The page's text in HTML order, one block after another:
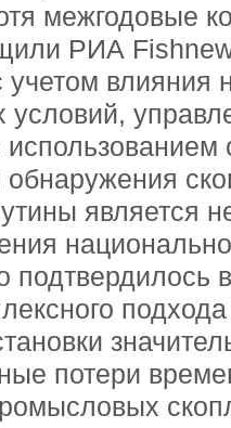
межгодовые
РИА
влияния
условий,
является
подтвердилось
потери